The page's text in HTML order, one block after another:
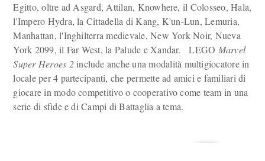
Egitto, oltre ad Asgard, Attilan, Knowhere, il Colosseo, Hala,
l'Impero Hydra, la Cittadella di Kang, K'un-Lun, Lemuria,
Manhattan, l'Inghilterra medievale, New York Noir, Nueva
York 2099, il Far West, la Palude e Xandar. LEGO Marvel
Super Heroes 2include anche una modalità multigiocatore in
locale per 4 partecipanti, che permette ad amici e familiari di
giocare in modo competitivo o cooperativo come team in una
serie di sfide e di Campi di Battaglia a tema.